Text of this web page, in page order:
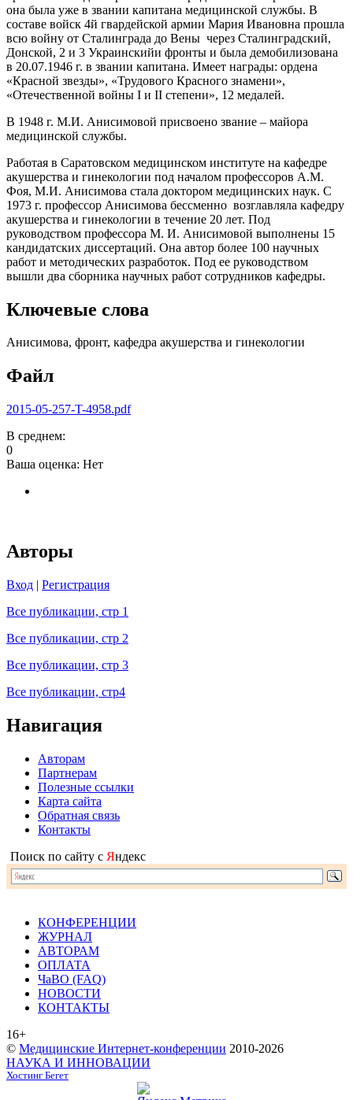
она была уже в звании капитана медицинской службы. В
составе войск 4й гвардейской армии Мария Ивановна прошла
всю войну от Сталинграда до Вены через Сталинградский,
Донской, 2 и 3 Украинскийи фронты и была демобилизована
в 20.07.1946 г. в звании капитана. Имеет награды: ордена
«Красной звезды», «Трудового Красного знамени»,
«Отечественной войны I и II степени», 12 медалей.
В 1948 г. М.И. Анисимовой присвоено звание – майора
медицинской службы.
Работая в Саратовском медицинском институте на кафедре
акушерства и гинекологии под началом профессоров А.М.
Фоя, М.И. Анисимова стала доктором медицинских наук. С
1973 г. профессор Анисимова бессменно возглавляла кафедру
акушерства и гинекологии в течение 20 лет. Под
руководством профессора М. И. Анисимовой выполнены 15
кандидатских диссертаций. Она автор более 100 научных
работ и методических разработок. Под ее руководством
вышли два сборника научных работ сотрудников кафедры.
Ключевые слова
Анисимова, фронт, кафедра акушерства и гинекологии
Файл
2015-05-257-T-4958.pdf
В среднем:
0
Ваша оценка: Нет
Авторы
Вход | Регистрация
Все публикации, стр 1
Все публикации, стр 2
Все публикации, стр 3
Все публикации, стр4
Навигация
Авторам
Партнерам
Полезные ссылки
Карта сайта
Обратная связь
Контакты
Поиск по сайту с Яндекс
КОНФЕРЕНЦИИ
ЖУРНАЛ
АВТОРАМ
ОПЛАТА
ЧаВО (FAQ)
НОВОСТИ
КОНТАКТЫ
16+
© Медицинские Интернет-конференции 2010-2026
НАУКА И ИННОВАЦИИ
Хостинг Бегет